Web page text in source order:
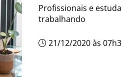
Profissionais e
trabalhando
21/12/2020 às